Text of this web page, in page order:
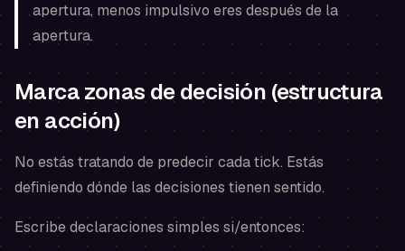
apertura, menos impulsivo eres después de la
apertura.
Marca zonas de decisión (estructura
en acción)
No estás tratando de predecir cada tick. Estás
definiendo dónde las decisiones tienen sentido.
Escribe declaraciones simples si/entonces: